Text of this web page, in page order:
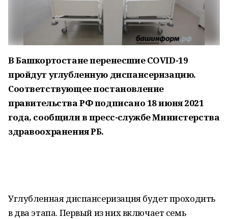
В Башкортостане перенесшие COVID-19
пройдут углубленную диспансеризацию.
Соответствующее постановление
правительства РФ подписано 18 июня 2021
года, сообщили в пресс-службе Министерства
здравоохранения РБ.
Углубленная диспансеризация будет проходить
в два этапа. Первый из них включает семь